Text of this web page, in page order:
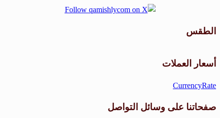
الطقس
أسعار العملات
CurrencyRate
صفحاتنا على وسائل التواصل